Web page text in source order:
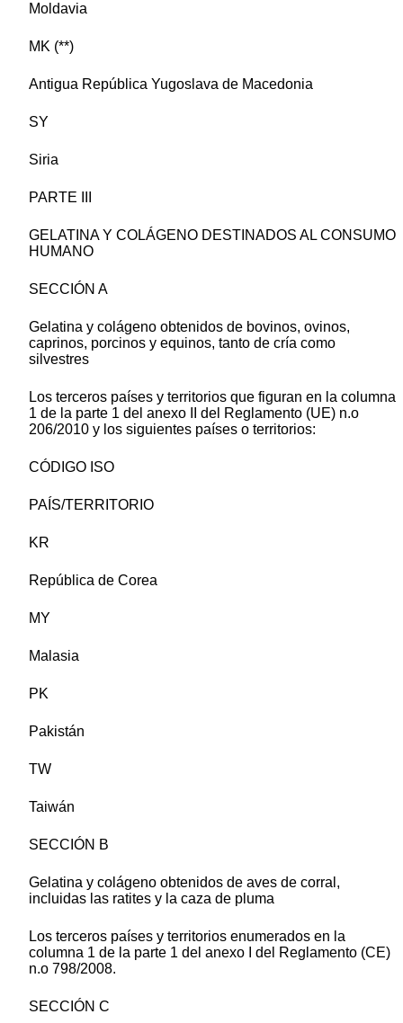
Moldavia
MK (**)
Antigua República Yugoslava de Macedonia
SY
Siria
PARTE III
GELATINA Y COLÁGENO DESTINADOS AL CONSUMO
HUMANO
SECCIÓN A
Gelatina y colágeno obtenidos de bovinos, ovinos,
caprinos, porcinos y equinos, tanto de cría como
silvestres
Los terceros países y territorios que figuran en la columna
1 de la parte 1 del anexo II del Reglamento (UE) n.o
206/2010 y los siguientes países o territorios:
CÓDIGO ISO
PAÍS/TERRITORIO
KR
República de Corea
MY
Malasia
PK
Pakistán
TW
Taiwán
SECCIÓN B
Gelatina y colágeno obtenidos de aves de corral,
incluidas las ratites y la caza de pluma
Los terceros países y territorios enumerados en la
columna 1 de la parte 1 del anexo I del Reglamento (CE)
n.o 798/2008.
SECCIÓN C